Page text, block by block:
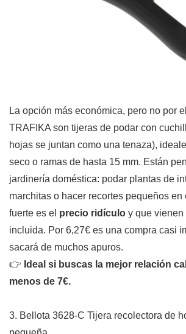
La opción más económica, pero no por
TRAFIKA son tijeras de podar con
hojas se juntan como una tenaza),
seco o ramas de hasta 15 mm. Están
jardinería doméstica: podar plantas de
marchitas o hacer recortes pequeños
fuerte es el precio ridículo y que vienen
incluida. Por 6,27€ es una compra casi
sacará de muchos apuros.
👉 Ideal si buscas la mejor relación
menos de 7€.
3. Bellota 3628-C Tijera recolectora de